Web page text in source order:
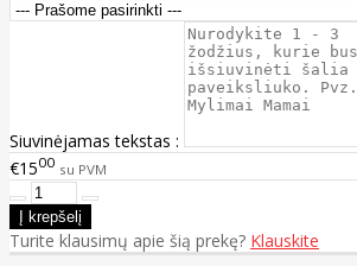
Siuvinėjamas tekstas :
€1500 su PVM
Turite klausimų apie šią prekę? Klauskite